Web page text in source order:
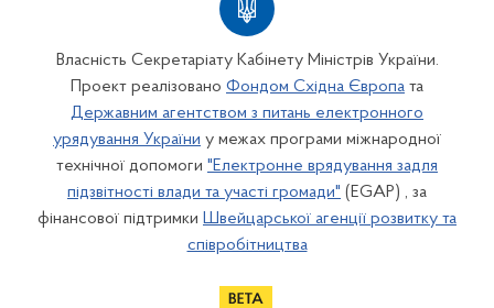
Власність Секретаріату Кабінету Міністрів України.
Проект реалізовано Фондом Східна Європа та
Державним агентством з питань електронного
урядування України у межах програми міжнародної
технічної допомоги "Електронне врядування задля
підзвітності влади та участі громади" (EGAP) , за
фінансової підтримки Швейцарської агенції розвитку та
співробітництва